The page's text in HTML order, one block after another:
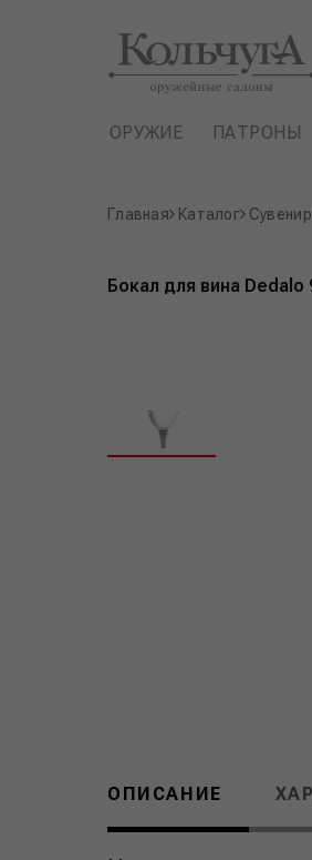
ОРУЖИЕ ПАТРОНЫ
Главная Каталог
Бокал для вина Dedalo
ОПИСАНИЕ